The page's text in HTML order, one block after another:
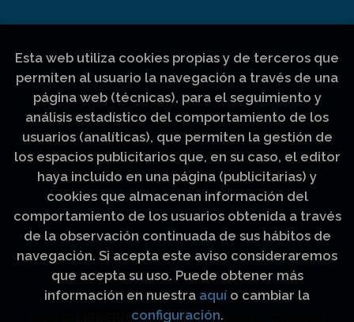
LIBRERÍA LUZ Y VIDA. Todos los Derechos
Esta web utiliza cookies propias y de terceros que
permiten al usuario la navegación a través de una
página web (técnicas), para el seguimiento y
análisis estadístico del comportamiento de los
usuarios (analíticas), que permiten la gestión de
los espacios publicitarios que, en su caso, el editor
haya incluido en una página (publicitarias) y
cookies que almacenan información del
comportamiento de los usuarios obtenida a través
de la observación continuada de sus hábitos de
navegación. Si acepta este aviso consideraremos
que acepta su uso. Puede obtener más
información en nuestra aquí o cambiar la
configuración.